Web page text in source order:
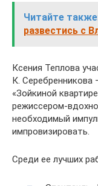
Читайте
развестись с
Ксения Теплова
К. Серебренникова
«Зойкиной
режиссером-
необходимый
импровизировать.
Среди ее лучших